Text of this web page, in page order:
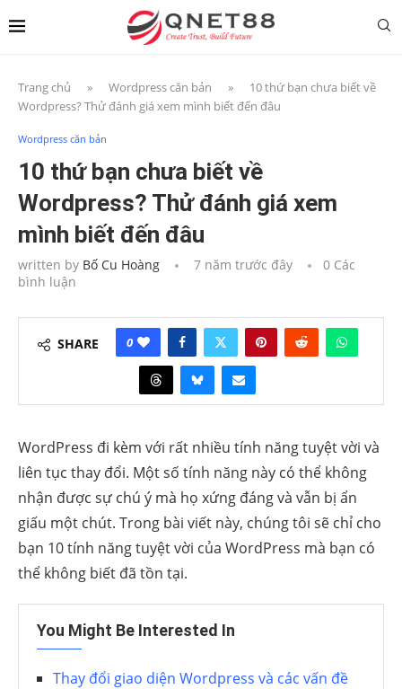
Trang chủ » Wordpress căn bản »
10 thứ bạn chưa biết về
Wordpress? Thử đánh giá xem mình biết đến đâu
Wordpress căn bản
10 thứ bạn chưa biết về
Wordpress? Thử đánh giá xem
mình biết đến đâu
written by Bố Cu Hoàng 7 năm trước đây
0 Các
bình luận
SHARE 0
WordPress đi kèm với rất nhiều tính năng tuyệt vời và
liên tục thay đổi. Một số tính năng này có thể không
nhận được sự chú ý mà họ xứng đáng và vẫn bị ẩn
giấu một chút. Trong bài viết này, chúng tôi sẽ chỉ cho
bạn 10 tính năng tuyệt vời của WordPress mà bạn có
thể không biết đã tồn tại.
You Might Be Interested In
Thay đổi giao diện Wordpress và các vấn đề